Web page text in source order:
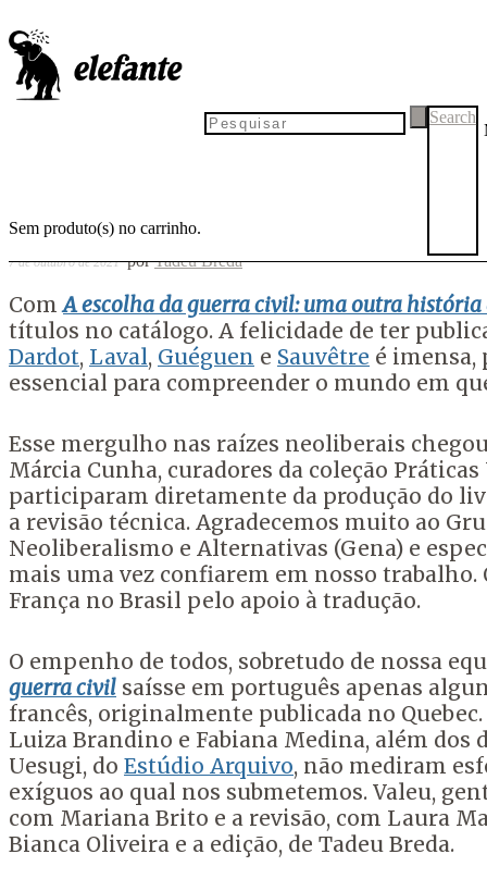
Sem produto(s) no carrinho.
Search
76º título da Elefante: "A
escolha da guerra civil", de
Dardot, Guéguen, Laval &
7 de outubro de 2021 porTadeu Breda
ComA escolha da guerra civil: uma outra
títulos no catálogo. A felicidade de ter
Dardot, Laval, Guéguen e Sauvêtre é imensa,
essencial para compreender o mundo em
Esse mergulho nas raízes neoliberais
Márcia Cunha, curadores da coleção
participaram diretamente da produção do
a revisão técnica. Agradecemos muito ao
Neoliberalismo e Alternativas (Gena) e
mais uma vez confiarem em nosso trabalho.
França no Brasil pelo apoio à tradução.
O empenho de todos, sobretudo de nossa
guerra civil saísse em português apenas
francês, originalmente publicada no
Luiza Brandino e Fabiana Medina, além dos
Uesugi, do Estúdio Arquivo, não mediram
exíguos ao qual nos submetemos. Valeu,
com Mariana Brito e a revisão, com Laura
Bianca Oliveira e a edição, de Tadeu Breda.